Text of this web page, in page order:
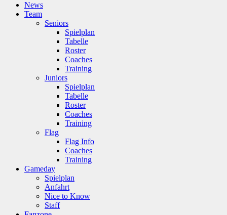
News
Team
Seniors
Spielplan
Tabelle
Roster
Coaches
Training
Juniors
Spielplan
Tabelle
Roster
Coaches
Training
Flag
Flag Info
Coaches
Training
Gameday
Spielplan
Anfahrt
Nice to Know
Staff